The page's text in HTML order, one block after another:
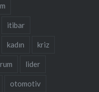
itibar
kadın kriz
lider
otomotiv